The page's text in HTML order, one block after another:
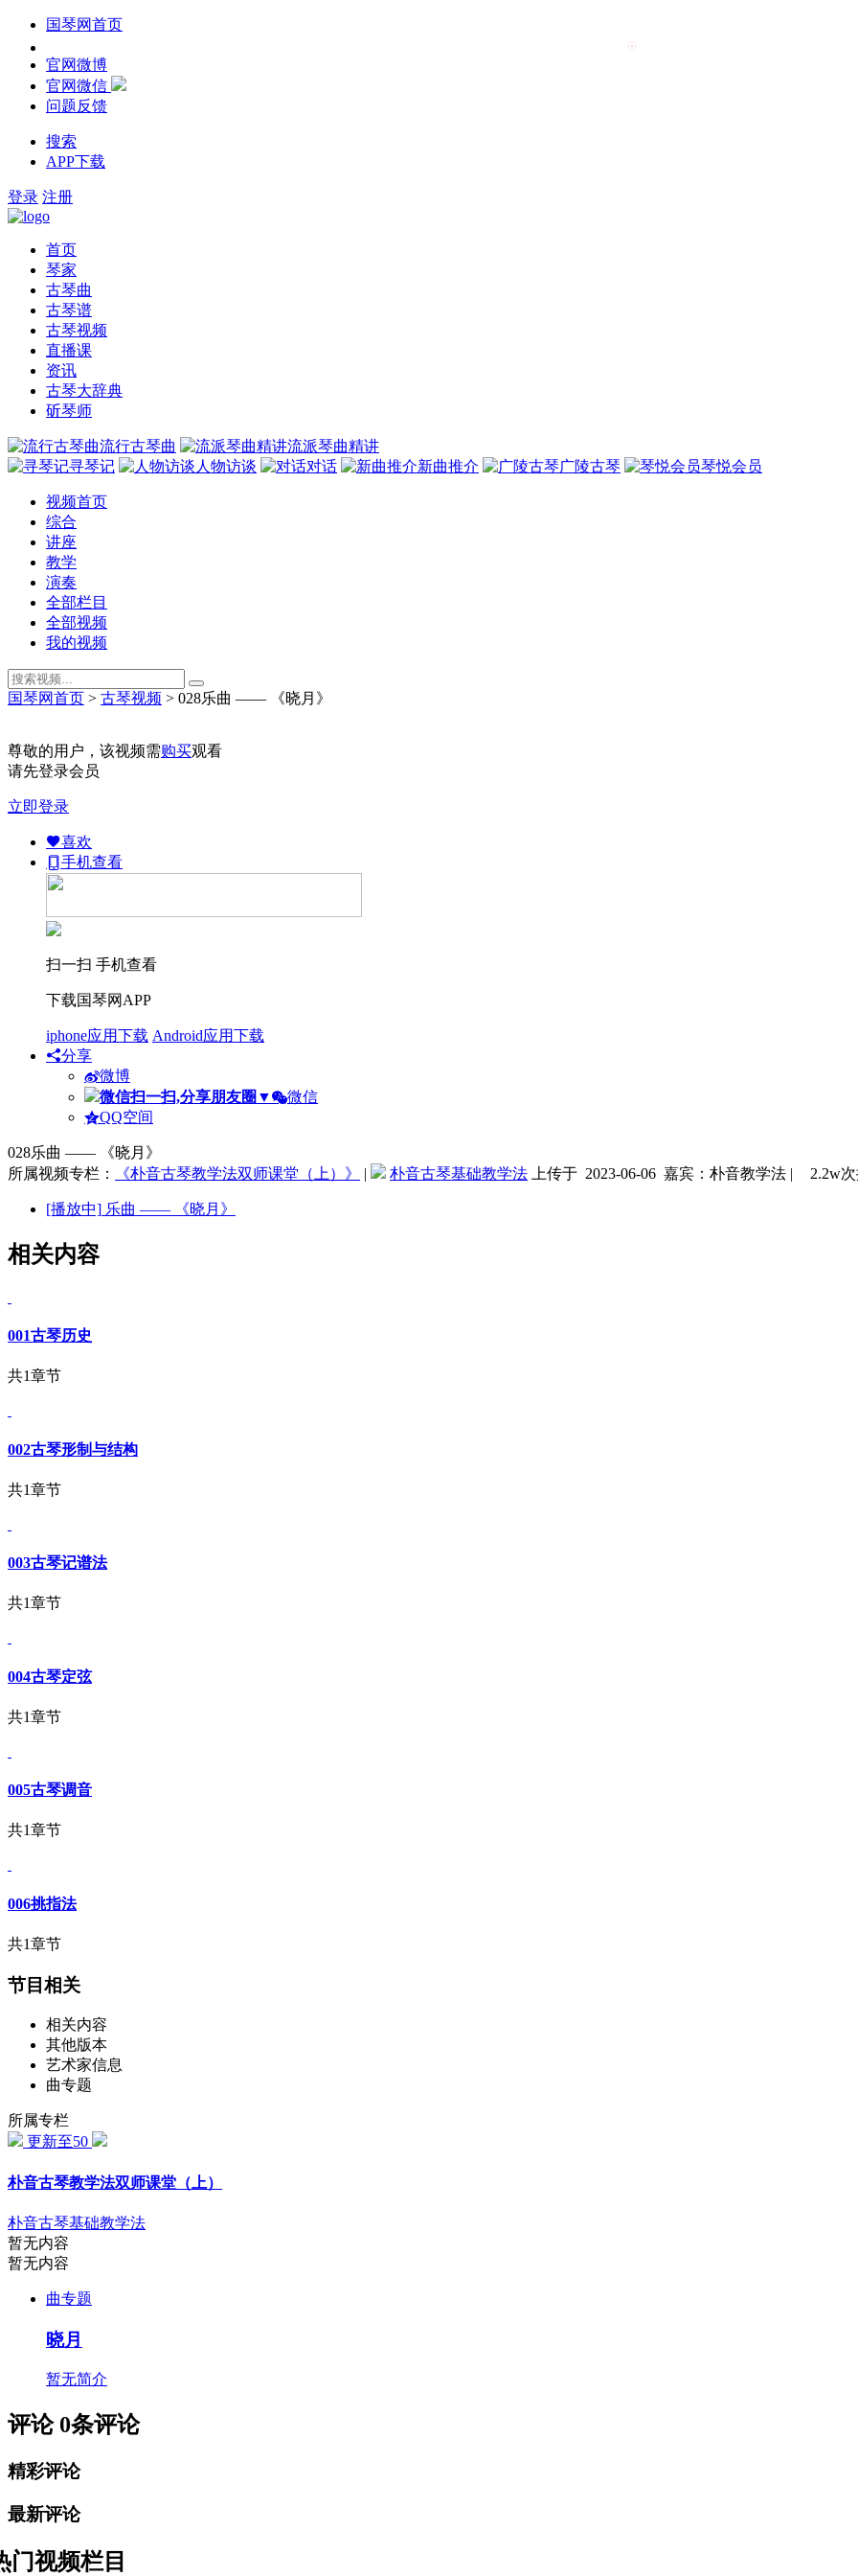
国琴网首页
官网微博
官网微信
问题反馈
搜索
APP下载
登录 注册
首页
琴家
古琴曲
古琴谱
古琴视频
直播课
资讯
古琴大辞典
斫琴师
流行古琴曲
流派琴曲精讲
寻琴记
人物访谈 对话 新曲推介 广陵古琴 琴悦会员
视频首页
综合
讲座
教学
演奏
全部栏目
全部视频
我的视频
国琴网首页 > 古琴视频 > 028乐曲 —— 《晓月》
尊敬的用户，该视频需购买观看
请先登录会员
立即登录
喜欢
手机查看
扫一扫 手机查看
下载国琴网APP
iphone应用下载 Android应用下载
分享
微博
微信扫一扫,分享朋友圈 ▼
微信
QQ空间
028乐曲 —— 《晓月》
所属视频专栏：
《朴音古琴教学法双师课堂（上）》 | 朴音古琴基础教学法 上传于 2023-06-06 嘉宾：朴音教学法 | 2.2w
[播放中] 乐曲 —— 《晓月》
相关内容
001古琴历史
共1章节
002古琴形制与结构
共1章节
003古琴记谱法
共1章节
004古琴定弦
共1章节
005古琴调音
共1章节
006挑指法
共1章节
节目相关
相关内容
其他版本
艺术家信息
曲专题
所属专栏
更新至50
朴音古琴教学法双师课堂（上）
朴音古琴基础教学法
暂无内容
暂无内容
曲专题
晓月
暂无简介
评论 0条评论
精彩评论
最新评论
门视频栏目